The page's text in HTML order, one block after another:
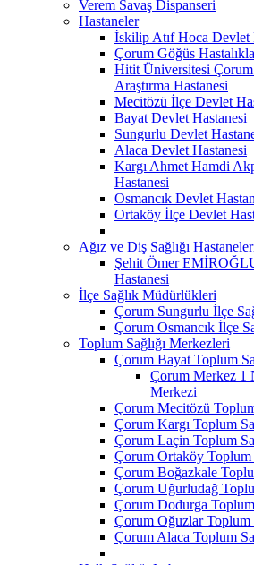
Verem Savaş Dispanseri
Hastaneler
İskilip Atıf Hoca Devlet
Çorum Göğüs
Hitit Üniversitesi
Araştırma Hastanesi
Mecitözü İlçe Devlet
Bayat Devlet Hastanesi
Sungurlu Devlet
Alaca Devlet Hastanesi
Kargı Ahmet Hamdi
Hastanesi
Osmancık Devlet
Ortaköy İlçe Devlet
Ağız ve Diş Sağlığı
Şehit Ömer
Hastanesi
İlçe Sağlık Müdürlükleri
Çorum Sungurlu İlçe
Çorum Osmancık İlçe
Toplum Sağlığı Merkezleri
Çorum Bayat Toplum
Çorum Merkez 1
Merkezi
Çorum Mecitözü
Çorum Kargı Toplum
Çorum Laçin Toplum
Çorum Ortaköy Toplum
Çorum Boğazkale
Çorum Uğurludağ
Çorum Dodurga
Çorum Oğuzlar Toplum
Çorum Alaca Toplum